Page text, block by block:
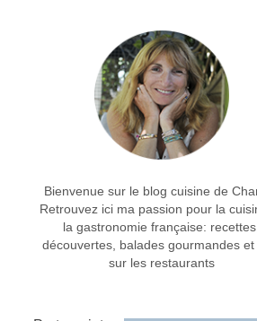
Bienvenue sur le blog cuisine de
Retrouvez ici ma passion pour la
la gastronomie française: recettes,
découvertes, balades gourmandes et
sur les restaurants